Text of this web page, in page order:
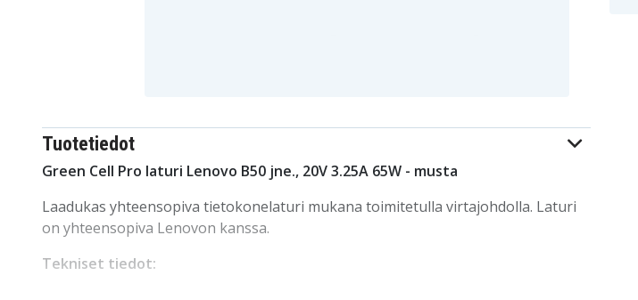
Tuotetiedot
Green Cell Pro laturi Lenovo B50 jne., 20V 3.25A 65W - musta
Laadukas yhteensopiva tietokonelaturi mukana toimitetulla virtajohdolla. Laturi
on yhteensopiva Lenovon kanssa.
Tekniset tiedot: